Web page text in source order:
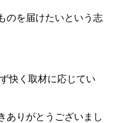
のを届けたいという志
快く取材に応じてい
ありがとうございまし